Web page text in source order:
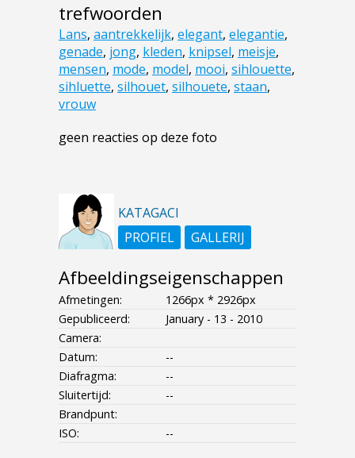
trefwoorden
Lans, aantrekkelijk, elegant, elegantie,
genade, jong, kleden, knipsel, meisje,
mensen, mode, model, mooi, sihlouette,
sihluette, silhouet, silhouete, staan,
vrouw
geen reacties op deze foto
KATAGACI
PROFIEL
GALLERIJ
Afbeeldingseigenschappen
Afmetingen:
1266px * 2926px
Gepubliceerd:
January - 13 - 2010
Camera:
Datum:
--
Diafragma:
--
Sluitertijd:
--
Brandpunt:
ISO:
--